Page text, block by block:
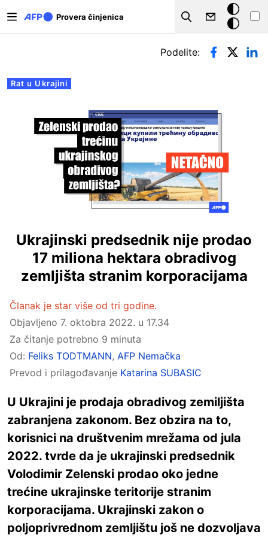
Provera činjenica
Search
Tamna
pozadina
Примарни табови
Rat u Ukrajini
Podelite:
Ukrajinski predsednik nije prodao
17 miliona hektara obradivog
zemljišta stranim korporacijama
Članak je star više od tri godine.
Objavljeno 7. oktobra 2022. u 17.34
Za čitanje potrebno 9 minuta
Od: Feliks TODTMANN, AFP Nemačka
Prevod i prilagođavanje Katarina SUBASIC
U Ukrajini je prodaja obradivog zemiljišta
zabranjena zakonom. Bez obzira na to,
korisnici na društvenim mrežama od jula
2022. tvrde da je ukrajinski predsednik
Volodimir Zelenski prodao oko jedne
trećine ukrajinske teritorije stranim
korporacijama. Ukrajinski zakon o
poljoprivrednom zemljištu još ne dozvoljava